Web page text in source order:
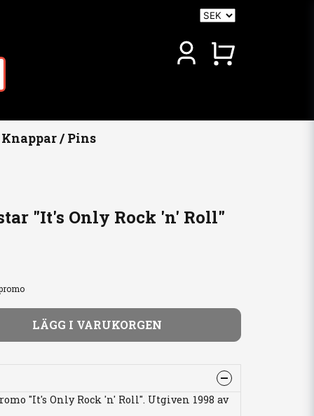
Knappar / Pins
"It's Only Rock 'n' Roll"
LÄGG I VARUKORGEN
"It's Only Rock 'n' Roll". Utgiven 1998 av